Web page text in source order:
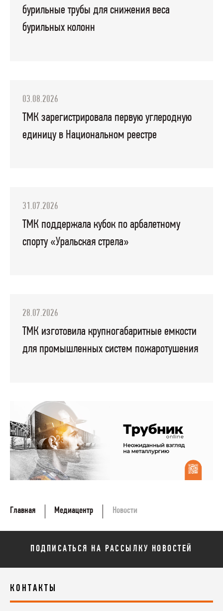
бурильные трубы для снижения веса
бурильных колонн
03.08.2026
ТМК зарегистрировала первую углеродную
единицу в Национальном реестре
31.07.2026
ТМК поддержала кубок по арбалетному
спорту «Уральская стрела»
28.07.2026
ТМК изготовила крупногабаритные емкости
для промышленных систем пожаротушения
Главная Медиацентр Новости
ПОДПИСАТЬСЯ НА РАССЫЛКУ НОВОСТЕЙ
КОНТАКТЫ